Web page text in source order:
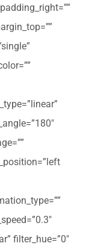
filter_hue=”0″